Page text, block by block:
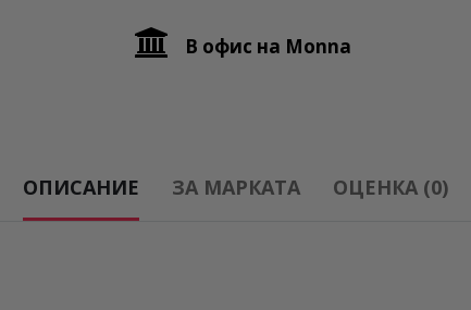
В офис на Monna
ОПИСАНИЕ ЗА МАРКАТА ОЦЕНКА (0)